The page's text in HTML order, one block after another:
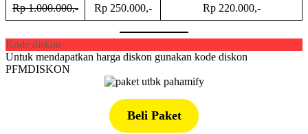
Rp 1.000.000,- Rp 250.000,- Rp 220.000,-
Kode diskon
Untuk mendapatkan harga diskon gunakan kode diskon
PFMDISKON
Beli Paket